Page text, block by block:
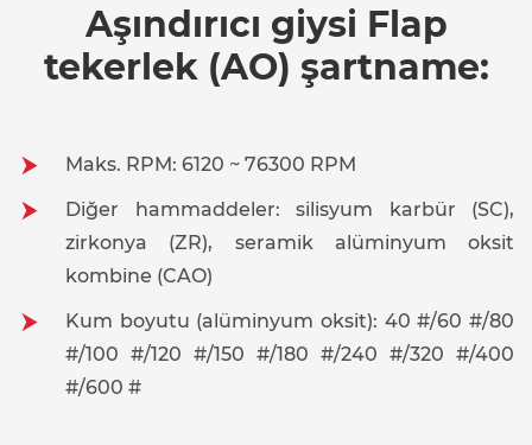
Aşındırıcı giysi Flap
tekerlek (AO) şartname:
Maks. RPM: 6120 ~ 76300 RPM
Diğer hammaddeler: silisyum karbür (SC),
zirkonya (ZR), seramik alüminyum oksit
kombine (CAO)
Kum boyutu (alüminyum oksit): 40 #/60 #/80
#/100 #/120 #/150 #/180 #/240 #/320 #/400
#/600 #